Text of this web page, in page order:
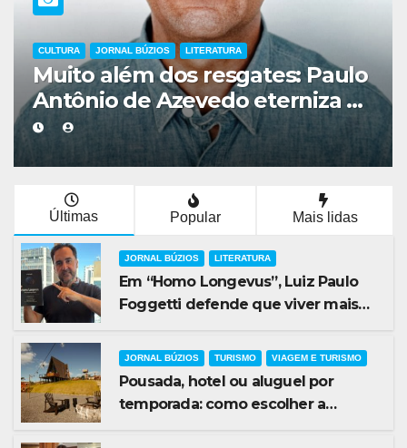
a
COLUNISTA MARCELO GIRARD JORNAL BÚZIOS
Prefeitura de Saquarema
Concurso Público 2026 com
mais de 1,2 mil vagas na área
Educação
Últimas Popular Mais lidas
JORNAL BÚZIOS LITERATURA
Em “Homo Longevus”, Luiz Paulo
Foggetti defende que viver mais
a vida
JORNAL BÚZIOS TURISMO VIAGEM E TURISMO
Pousada, hotel ou aluguel por
temporada: como escolher a